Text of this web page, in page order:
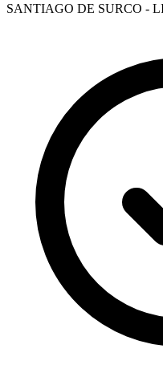
SANTIAGO DE SURCO -